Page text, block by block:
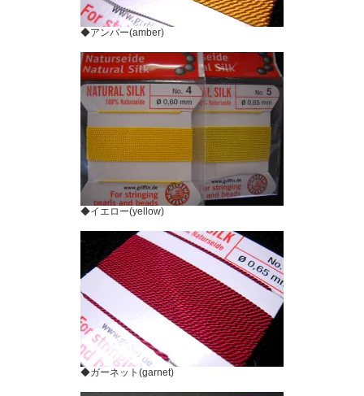
◆アンバー(amber)
◆イエロー(yellow)
◆ガーネット(garnet)